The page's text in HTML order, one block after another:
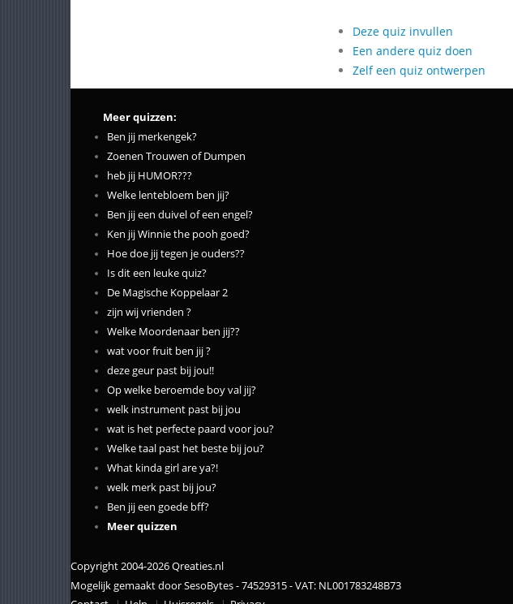
Deze quiz invullen
Een andere quiz doen
Zelf een quiz ontwerpen
Meer quizzen:
Ben jij merkengek?
Zoenen Trouwen of Dumpen
heb jij HUMOR???
Welke lentebloem ben jij?
Ben jij een duivel of een engel?
Ken jij Winnie the pooh goed?
Hoe doe jij tegen je ouders??
Is dit een leuke quiz?
De Magische Koppelaar 2
zijn wij vrienden ?
Welke Moordenaar ben jij??
wat voor fruit ben jij ?
deze geur past bij jou!!
Op welke beroemde boy val jij?
welk instrument past bij jou
wat is het perfecte paard voor jou?
Welke taal past het beste bij jou?
What kinda girl are ya?!
welk merk past bij jou?
Ben jij een goede bff?
Meer quizzen
Copyright 2004-2026 Qreaties.nl
Mogelijk gemaakt door SesoBytes - 74529315 - VAT: NL001783248B73